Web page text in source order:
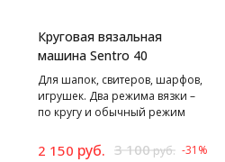
Круговая вязальная
машина Sentro 40
Для шапок, свитеров, шарфов,
игрушек. Два режима вязки –
по кругу и обычный режим
2 150 руб. 3 100руб. -31%